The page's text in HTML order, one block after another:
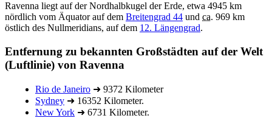
Ravenna liegt auf der Nordhalbkugel der Erde, etwa 4945 km
nördlich vom Äquator auf dem Breitengrad 44 und ca. 969 km
östlich des Nullmeridians, auf dem 12. Längengrad.
Entfernung zu bekannten Großstädten auf der Welt
(Luftlinie) von Ravenna
Rio de Janeiro ➜ 9372 Kilometer
Sydney ➜ 16352 Kilometer.
New York ➜ 6731 Kilometer.